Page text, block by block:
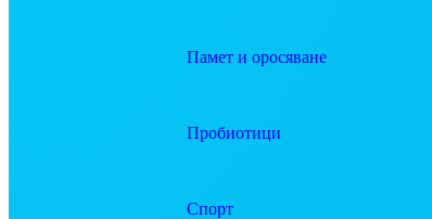
Памет и оросяване
Пробиотици
Спорт